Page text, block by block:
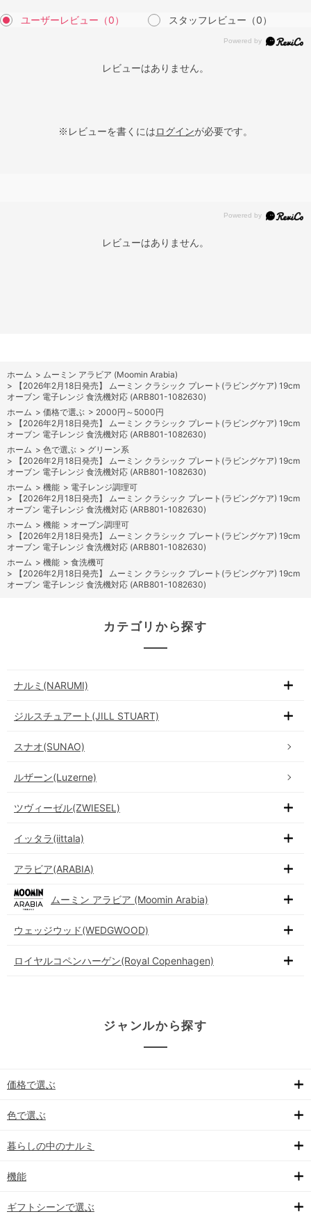
ユーザーレビュー （0） スタッフレビュー （0）
レビューはありません。
※レビューを書くにはログインが必要です。
レビューはありません。
ホーム > ムーミン アラビア (Moomin Arabia)
>
【2026年2月18日発売】 ムーミン クラシック プレート(ラビングケア) 19cm
オーブン 電子レンジ 食洗機対応 (ARB801-1082630)
ホーム > 価格で選ぶ > 2000円～5000円
>
【2026年2月18日発売】 ムーミン クラシック プレート(ラビングケア) 19cm
オーブン 電子レンジ 食洗機対応 (ARB801-1082630)
ホーム > 色で選ぶ > グリーン系
>
【2026年2月18日発売】 ムーミン クラシック プレート(ラビングケア) 19cm
オーブン 電子レンジ 食洗機対応 (ARB801-1082630)
ホーム > 機能 > 電子レンジ調理可
>
【2026年2月18日発売】 ムーミン クラシック プレート(ラビングケア) 19cm
オーブン 電子レンジ 食洗機対応 (ARB801-1082630)
ホーム > 機能 > オーブン調理可
>
【2026年2月18日発売】 ムーミン クラシック プレート(ラビングケア) 19cm
オーブン 電子レンジ 食洗機対応 (ARB801-1082630)
ホーム > 機能 > 食洗機可
>
【2026年2月18日発売】 ムーミン クラシック プレート(ラビングケア) 19cm
オーブン 電子レンジ 食洗機対応 (ARB801-1082630)
カテゴリから探す
ナルミ(NARUMI)
ジルスチュアート(JILL STUART)
スナオ(SUNAO)
ルザーン(Luzerne)
ツヴィーゼル(ZWIESEL)
イッタラ(iittala)
アラビア(ARABIA)
ムーミン アラビア (Moomin Arabia)
ウェッジウッド(WEDGWOOD)
ロイヤルコペンハーゲン(Royal Copenhagen)
ジャンルから探す
価格で選ぶ
色で選ぶ
暮らしの中のナルミ
機能
ギフトシーンで選ぶ